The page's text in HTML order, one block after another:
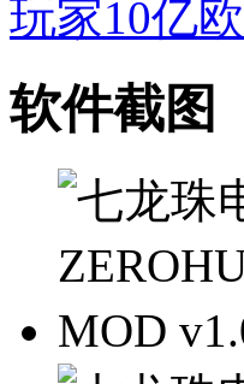
玩家10亿
软件截图